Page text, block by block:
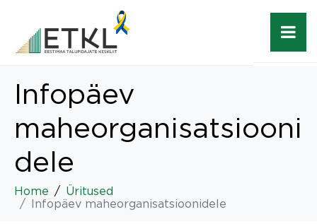
Infopäev
maheorganisatsiooni
dele
Home
Üritused
Infopäev maheorganisatsioonidele